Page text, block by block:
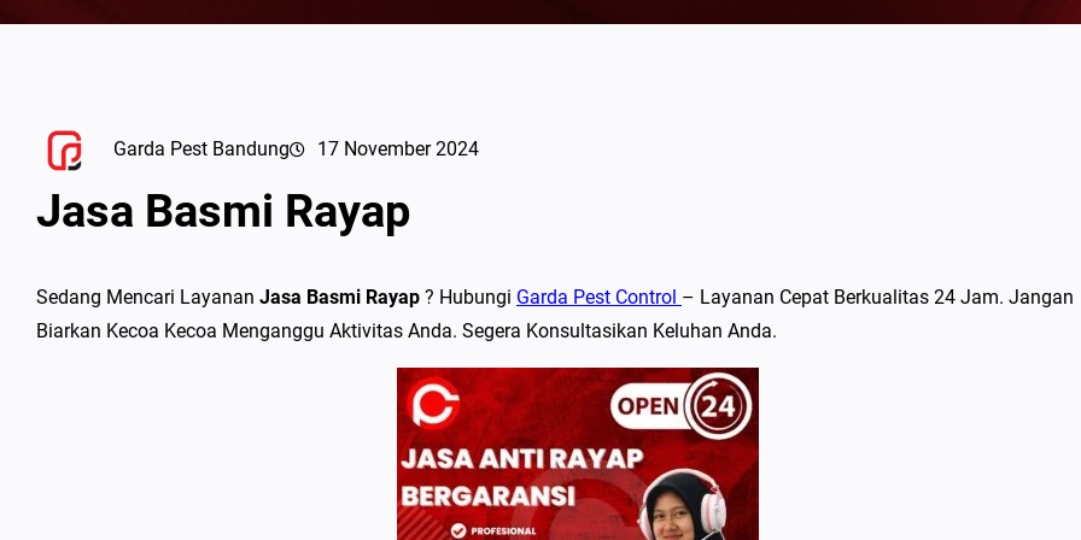
Garda Pest Bandung 17 November 2024
Jasa Basmi Rayap
Sedang Mencari Layanan Jasa Basmi Rayap ? Hubungi Garda Pest Control – Layanan Cepat Berkualitas 24 Jam. Jangan
Biarkan Kecoa Kecoa Menganggu Aktivitas Anda. Segera Konsultasikan Keluhan Anda.